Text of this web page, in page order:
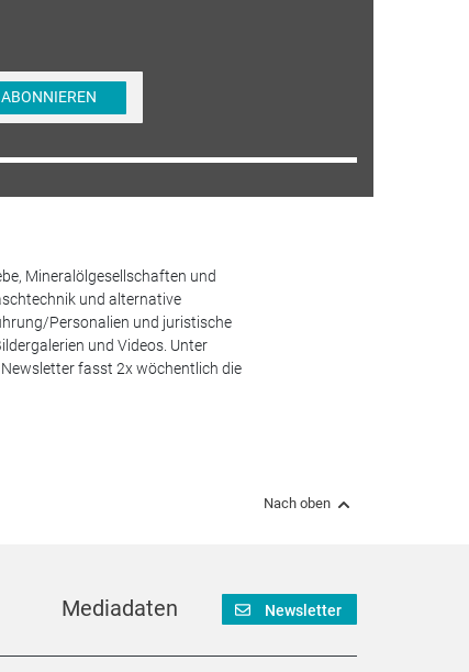
ABONNIEREN
Mineralölgesellschaften und
und alternative
Personalien und juristische
und Videos. Unter
fasst 2x wöchentlich die
Nach oben
Mediadaten Newsletter